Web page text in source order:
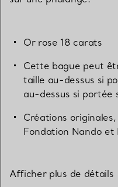
Or rose 18 carats
Cette bague peut
taille au-dessus si
au-dessus si portée
Créations
Fondation Nando et
Afficher plus de détails